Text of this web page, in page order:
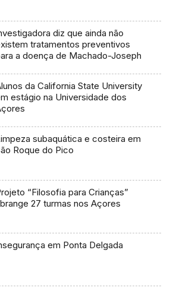
diz que ainda não
tratamentos preventivos
a doença de Machado-Joseph
da California State University
estágio na Universidade dos
subaquática e costeira em
Roque do Pico
“Filosofia para Crianças”
27 turmas nos Açores
em Ponta Delgada